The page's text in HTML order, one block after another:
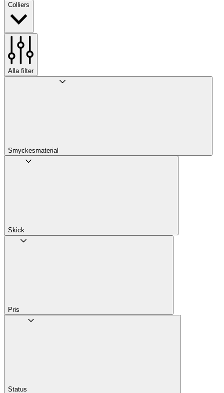
Colliers
Alla filter
Smyckesmaterial
Skick
Pris
Status